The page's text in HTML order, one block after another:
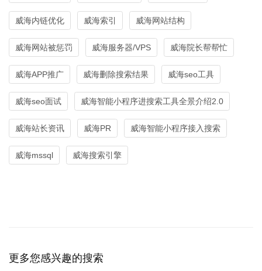
威海内链优化 威海索引 威海网站结构
威海网站被惩罚 威海服务器/VPS 威海院长帮帮忙
威海APP推广 威海删除搜索结果 威海seo工具
威海seo面试 威海智能小程序进搜索工具全景介绍2.0
威海站长资讯 威海PR 威海智能小程序接入搜索
威海mssql 威海搜索引擎
更多您感兴趣的搜索